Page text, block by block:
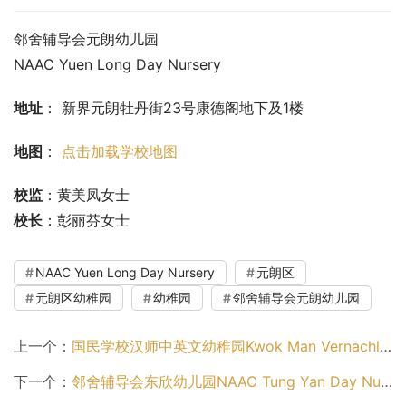
邻舍辅导会元朗幼儿园
NAAC Yuen Long Day Nursery
地址 ： 新界元朗牡丹街23号康德阁地下及1楼
地图 ： 点击加载学校地图
校监 ：黄美凤女士
校长 ：彭丽芬女士
NAAC Yuen Long Day Nursery
元朗区
元朗区幼稚园
幼稚园 邻舍辅导会元朗幼儿园
上一个： 国民学校汉师中英文幼稚园Kwok Man Vernachlar Normal Anglo-Chinese Kindergarten（离岛区幼稚园）
下一个： 邻舍辅导会东欣幼儿园NAAC Tung Yan Day Nursery（离岛区幼稚园）